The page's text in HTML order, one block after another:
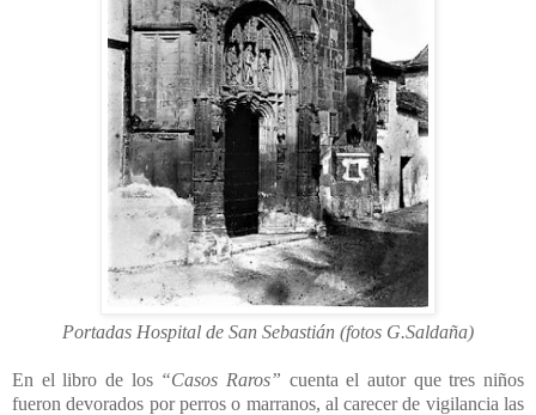
Portadas Hospital de San Sebastián (fotos G.Saldaña)
En el libro de los “Casos Raros” cuenta el autor que tres niños
fueron devorados por perros o marranos, al carecer de vigilancia las